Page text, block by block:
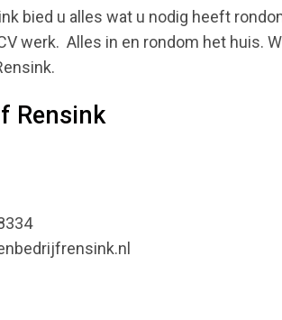
bied u alles wat u nodig heeft
werk. Alles in en rondom het huis.
Rensink